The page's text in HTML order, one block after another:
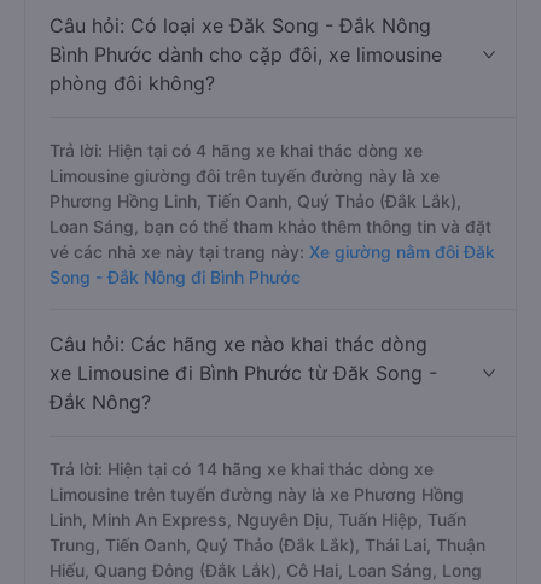
Câu hỏi: Có loại xe Đăk Song - Đắk Nông
Bình Phước dành cho cặp đôi, xe limousine
phòng đôi không?
Trả lời: Hiện tại có 4 hãng xe khai thác dòng xe
Limousine giường đôi trên tuyến đường này là xe
Phương Hồng Linh, Tiến Oanh, Quý Thảo (Đắk Lắk),
Loan Sáng, bạn có thể tham khảo thêm thông tin và đặt
vé các nhà xe này tại trang này: Xe giường nằm đôi Đăk
Song - Đắk Nông đi Bình Phước
Câu hỏi: Các hãng xe nào khai thác dòng
xe Limousine đi Bình Phước từ Đăk Song -
Đắk Nông?
Trả lời: Hiện tại có 14 hãng xe khai thác dòng xe
Limousine trên tuyến đường này là xe Phương Hồng
Linh, Minh An Express, Nguyên Dịu, Tuấn Hiệp, Tuấn
Trung, Tiến Oanh, Quý Thảo (Đắk Lắk), Thái Lai, Thuận
Hiếu, Quang Đông (Đắk Lắk), Cô Hai, Loan Sáng, Long